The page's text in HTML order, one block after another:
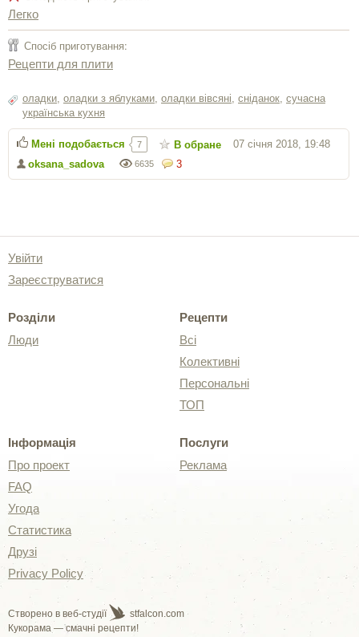
Легко
Спосіб приготування:
Рецепти для плити
оладки, оладки з яблуками, оладки вівсяні, сніданок, сучасна
українська кухня
3
6635
oksana_sadova
07 січня 2018, 19:48
Мені подобається 7 В обране
Увійти
Зареєструватися
Розділи
Люди
Рецепти
Всі
Колективні
Персональні
ТОП
Інформація
Про проект
FAQ
Угода
Статистика
Друзі
Privacy Policy
Послуги
Реклама
Створено в веб-студії
stfalcon.com
Кукорама — смачні рецепти!